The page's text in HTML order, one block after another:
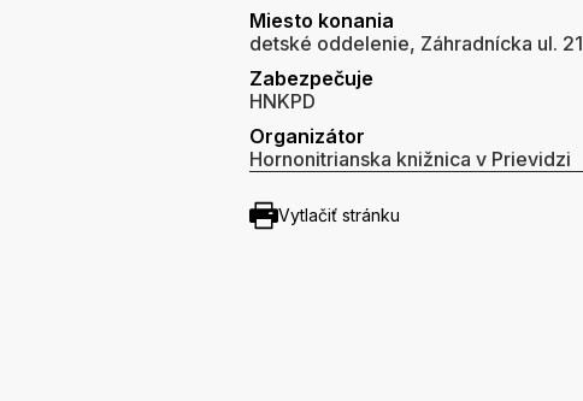
Miesto konania
detské oddelenie, Záhradnícka ul. 21
Zabezpečuje
HNKPD
Organizátor
Hornonitrianska knižnica v Prievidzi
Vytlačiť stránku